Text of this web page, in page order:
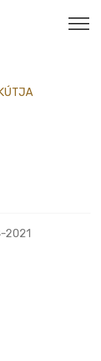
2021